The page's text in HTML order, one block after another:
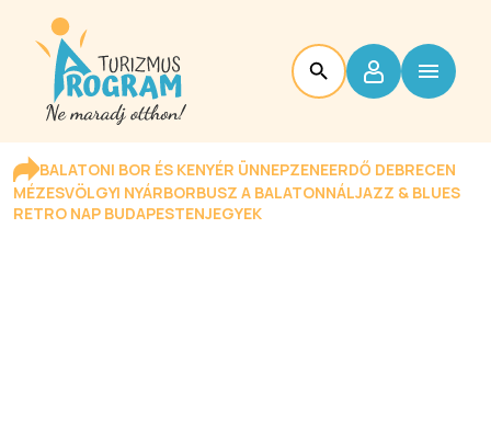
BALATONI BOR ÉS KENYÉR ÜNNEPZENEERDŐ DEBRECEN
MÉZESVÖLGYI NYÁRBORBUSZ A BALATONNÁLJAZZ & BLUES
RETRO NAP BUDAPESTENJEGYEK